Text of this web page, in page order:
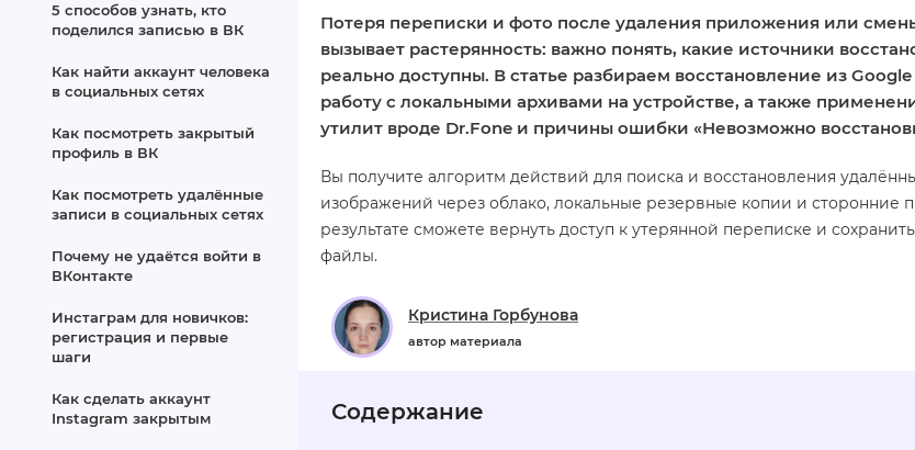
Потеря переписки и фото после удаления приложения или
вызывает растерянность: важно понять, какие источники
реально доступны. В статье разбираем восстановление из
работу с локальными архивами на устройстве, а также
утилит вроде Dr.Fone и причины ошибки «Невозможно
Вы получите алгоритм действий для поиска и восстановления
изображений через облако, локальные резервные копии и сторонние
результате сможете вернуть доступ к утерянной переписке и
файлы.
Кристина Горбунова
автор материала
Содержание
5 способов узнать, кто
поделился записью в ВК
Как найти аккаунт человека
в социальных сетях
Как посмотреть закрытый
профиль в ВК
Как посмотреть удалённые
записи в социальных сетях
Почему не удаётся войти в
ВКонтакте
Инстаграм для новичков:
регистрация и первые
шаги
Как сделать аккаунт
Instagram закрытым